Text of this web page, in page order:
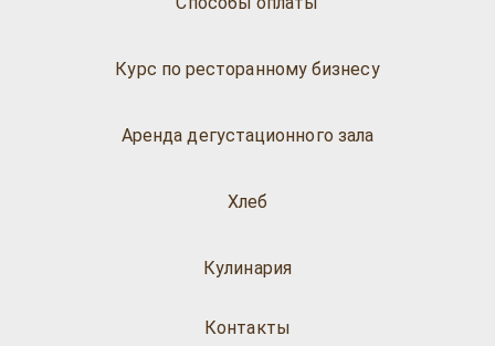
Курс по ресторанному бизнесу
Аренда дегустационного зала
Хлеб
Кулинария
Контакты